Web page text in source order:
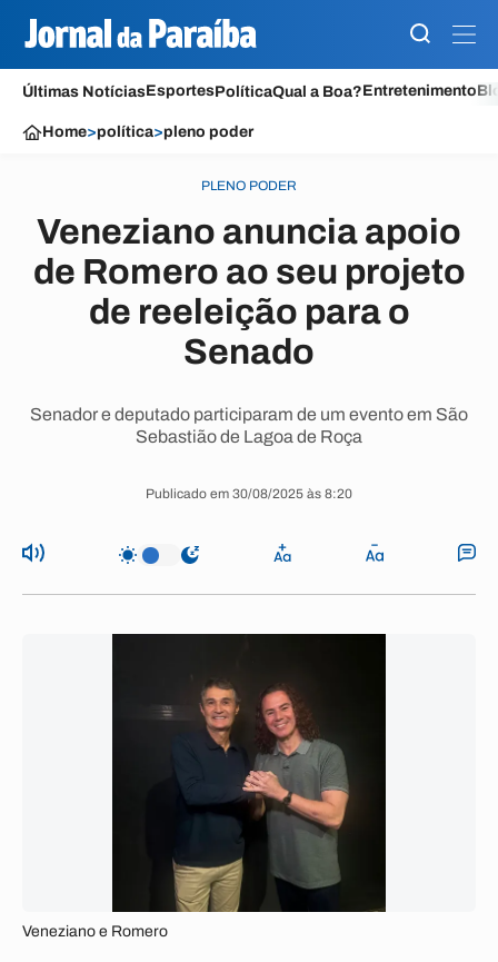
Últimas NotíciasEsportesPolíticaQual a Boa?Entretenimento
Home>política>pleno poder
PLENO PODER
Veneziano anuncia apoio
de Romero ao seu projeto
de reeleição para o
Senado
Senador e deputado participaram de um evento em São
Sebastião de Lagoa de Roça
Publicado em 30/08/2025 às 8:20
Veneziano e Romero